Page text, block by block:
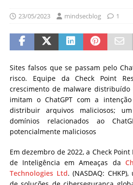
23/05/2023 mindsecblog 1
Sites falsos que se passam pelo
risco. Equipe da Check Point
crescimento de malware
imitam o ChatGPT com a
distribuir arquivos maliciosos;
domínios relacionados ao
potencialmente maliciosos
Em dezembro de 2022, a Check Point
de Inteligência em Ameaças da
Technologies Ltd. (NASDAQ: